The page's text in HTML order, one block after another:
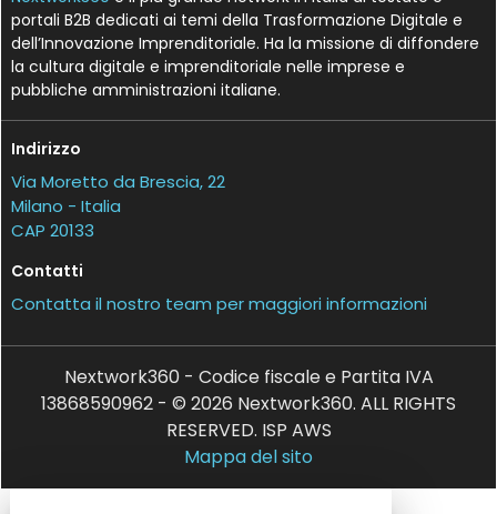
portali B2B dedicati ai temi della Trasformazione Digitale e
dell’Innovazione Imprenditoriale. Ha la missione di diffondere
la cultura digitale e imprenditoriale nelle imprese e
pubbliche amministrazioni italiane.
Indirizzo
Via Moretto da Brescia, 22
Milano - Italia
CAP 20133
Contatti
Contatta il nostro team per maggiori informazioni
Nextwork360 - Codice fiscale e Partita IVA
13868590962 - © 2026 Nextwork360. ALL RIGHTS
RESERVED. ISP AWS
Mappa del sito